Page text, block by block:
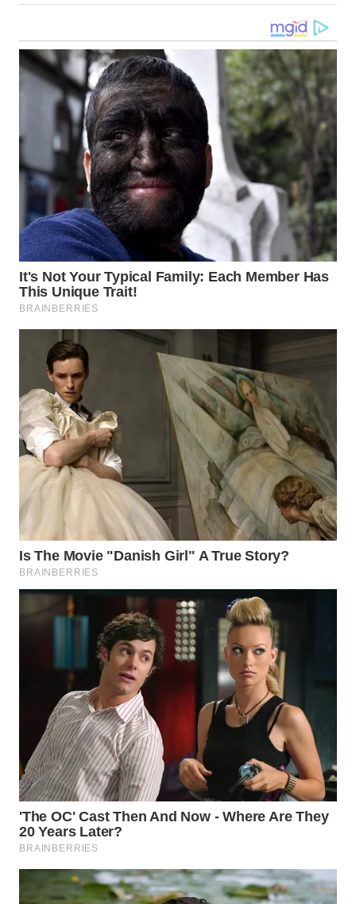
KALTIM
WN
SULSEL
WN
GORONTALO
WN
SULUT
MALUKU
WN
MALUT
WN
DAIRI
WN
DANAU
TOBA
NIAS
WN
WN
TANJUNG
LESUNG
WN
KARO
WN
SIMALUNGUN
WN